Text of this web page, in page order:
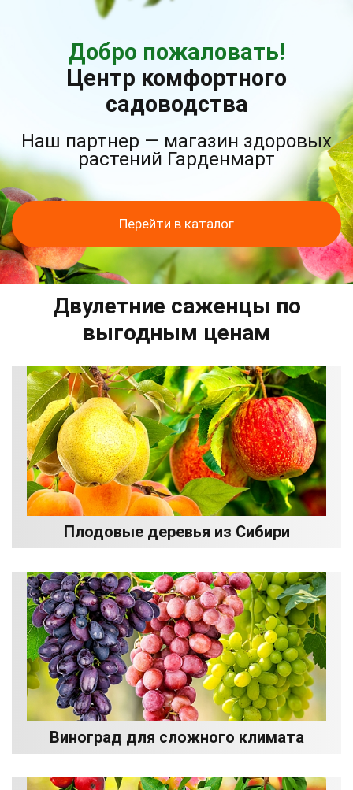
Добро пожаловать!
Центр комфортного
садоводства
Наш партнер — магазин здоровых
растений Гарденмарт
Перейти в каталог
Двулетние саженцы по
выгодным ценам
Плодовые деревья из Сибири
Виноград для сложного климата